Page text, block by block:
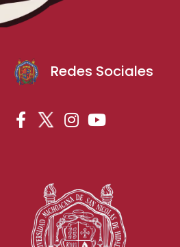
Redes Sociales